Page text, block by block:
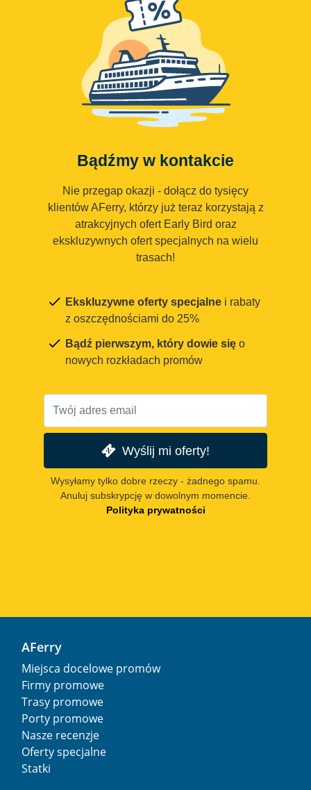
Bądźmy w kontakcie
Nie przegap okazji - dołącz do tysięcy
klientów AFerry, którzy już teraz korzystają z
atrakcyjnych ofert Early Bird oraz
ekskluzywnych ofert specjalnych na wielu
trasach!
Ekskluzywne oferty specjalne i rabaty
z oszczędnościami do 25%
Bądź pierwszym, który dowie się o
nowych rozkładach promów
Wyślij mi oferty!
Wysyłamy tylko dobre rzeczy - żadnego spamu.
Anuluj subskrypcję w dowolnym momencie.
Polityka prywatności
AFerry
Miejsca docelowe promów
Firmy promowe
Trasy promowe
Porty promowe
Nasze recenzje
Oferty specjalne
Statki